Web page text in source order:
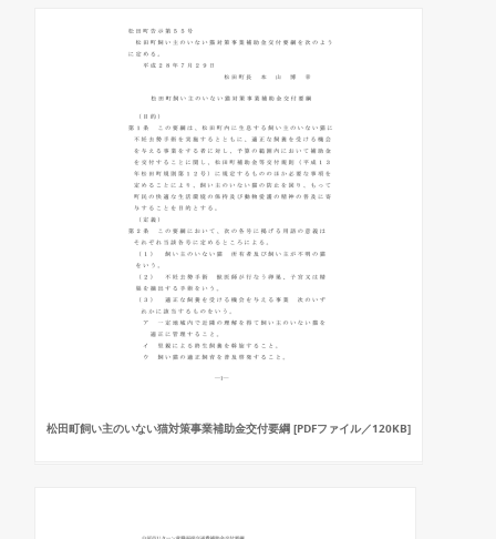
松田町飼い主のいない猫対策事業補助金交付要綱 [PDFファイル／120KB]